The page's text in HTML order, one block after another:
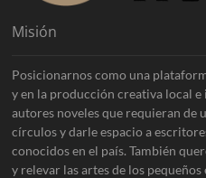
Misión
Posicionarnos como una
y en la producción creativa local e
autores noveles que requieran de
círculos y darle espacio a
conocidos en el país. También
y relevar las artes de los pequeños